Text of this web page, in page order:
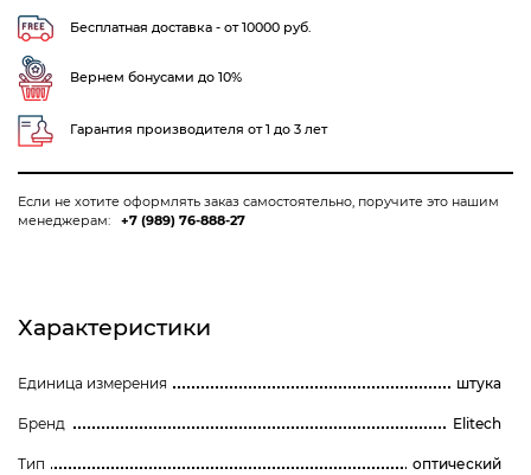
Бесплатная доставка - от 10000 руб.
Вернем бонусами до 10%
Гарантия производителя от 1 до 3 лет
Если не хотите оформлять заказ самостоятельно, поручите это нашим
менеджерам:
+7 (989) 76-888-27
Характеристики
Единица измерения штука
Бренд Elitech
Тип оптический